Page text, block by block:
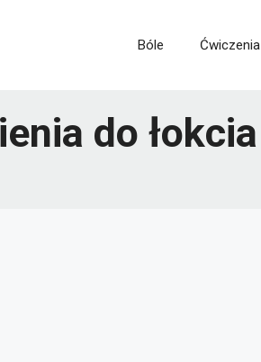
Bóle Ćwiczenia
do łokcia